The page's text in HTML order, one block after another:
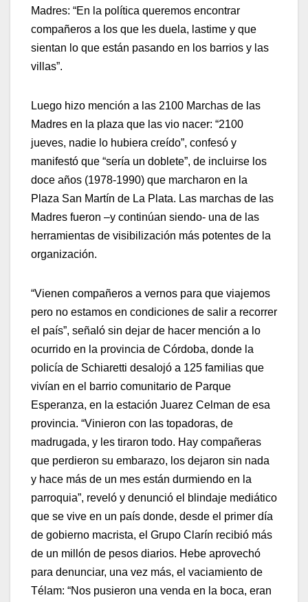
Madres: “En la política queremos encontrar
compañeros a los que les duela, lastime y que
sientan lo que están pasando en los barrios y las
villas”.
Luego hizo mención a las 2100 Marchas de las
Madres en la plaza que las vio nacer: “2100
jueves, nadie lo hubiera creído”, confesó y
manifestó que “sería un doblete”, de incluirse los
doce años (1978-1990) que marcharon en la
Plaza San Martín de La Plata. Las marchas de las
Madres fueron –y continúan siendo- una de las
herramientas de visibilización más potentes de la
organización.
“Vienen compañeros a vernos para que viajemos
pero no estamos en condiciones de salir a recorrer
el país”, señaló sin dejar de hacer mención a lo
ocurrido en la provincia de Córdoba, donde la
policía de Schiaretti desalojó a 125 familias que
vivían en el barrio comunitario de Parque
Esperanza, en la estación Juarez Celman de esa
provincia. “Vinieron con las topadoras, de
madrugada, y les tiraron todo. Hay compañeras
que perdieron su embarazo, los dejaron sin nada
y hace más de un mes están durmiendo en la
parroquia”, reveló y denunció el blindaje mediático
que se vive en un país donde, desde el primer día
de gobierno macrista, el Grupo Clarín recibió más
de un millón de pesos diarios. Hebe aprovechó
para denunciar, una vez más, el vaciamiento de
Télam: “Nos pusieron una venda en la boca, eran